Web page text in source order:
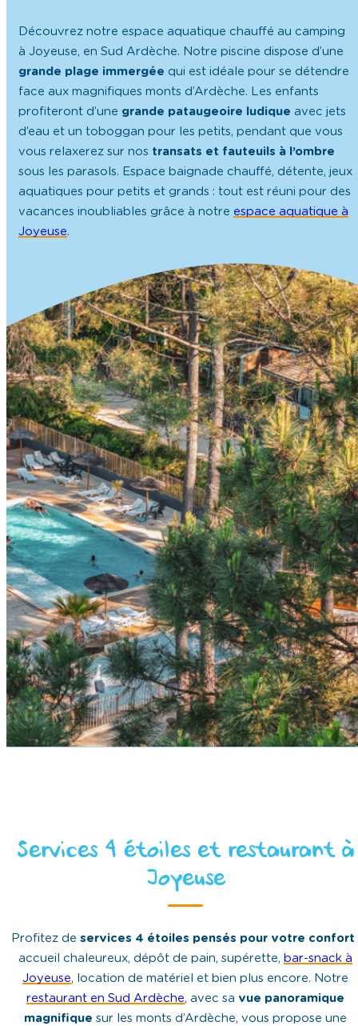
Découvrez notre espace aquatique chauffé au camping
à Joyeuse, en Sud Ardèche. Notre piscine dispose d’une
grande plage immergée qui est idéale pour se détendre
face aux magnifiques monts d’Ardèche. Les enfants
profiteront d’une grande pataugeoire ludique avec jets
d’eau et un toboggan pour les petits, pendant que vous
vous relaxerez sur nos transats et fauteuils à l’ombre
sous les parasols. Espace baignade chauffé, détente, jeux
aquatiques pour petits et grands : tout est réuni pour des
vacances inoubliables grâce à notre espace aquatique à
Joyeuse.
Services 4 étoiles et restaurant à
Joyeuse
Profitez de services 4 étoiles pensés pour votre confort
accueil chaleureux, dépôt de pain, supérette, bar-snack à
Joyeuse, location de matériel et bien plus encore. Notre
restaurant en Sud Ardèche, avec sa vue panoramique
magnifique sur les monts d’Ardèche, vous propose une